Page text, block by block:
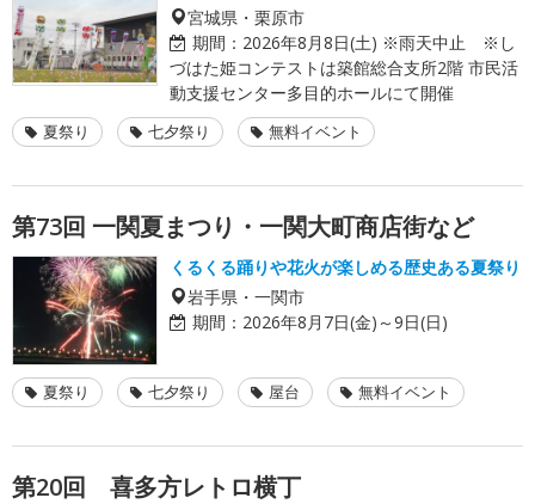
宮城県・栗原市
期間： 2026年8月8日(土) ※雨天中止 ※し
づはた姫コンテストは築館総合支所2階 市民活
動支援センター多目的ホールにて開催
夏祭り 七夕祭り 無料イベント
第73回 一関夏まつり・一関大町商店街など
くるくる踊りや花火が楽しめる歴史ある夏祭り
岩手県・一関市
期間： 2026年8月7日(金)～9日(日)
夏祭り 七夕祭り 屋台 無料イベント
第20回 喜多方レトロ横丁